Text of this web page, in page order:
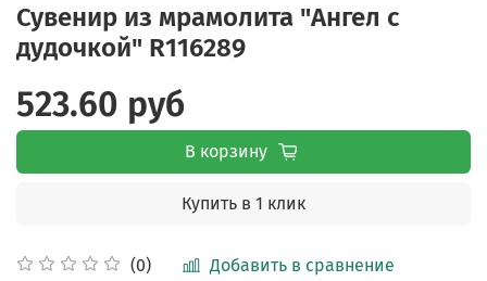
Сувенир из мрамолита "Ангел с
дудочкой" R116289
(0) Добавить в сравнение
523.60 руб
В корзину
Купить в 1 клик